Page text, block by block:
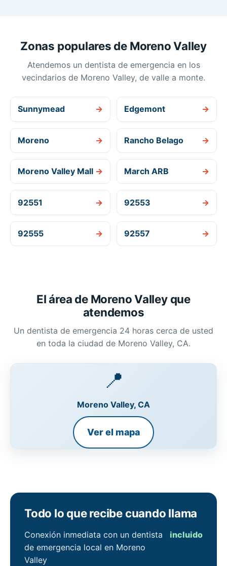
Zonas populares de Moreno Valley
Atendemos un dentista de emergencia en los
vecindarios de Moreno Valley, de valle a monte.
Sunnymead → Edgemont →
Moreno → Rancho Belago →
Moreno Valley Mall → March ARB →
92551 → 92553 →
92555 → 92557 →
El área de Moreno Valley que
atendemos
Un dentista de emergencia 24 horas cerca de usted
en toda la ciudad de Moreno Valley, CA.
📍
Moreno Valley, CA
Ver el mapa
Todo lo que recibe cuando llama
Conexión inmediata con un dentista
de emergencia local en Moreno
Valley
incluido